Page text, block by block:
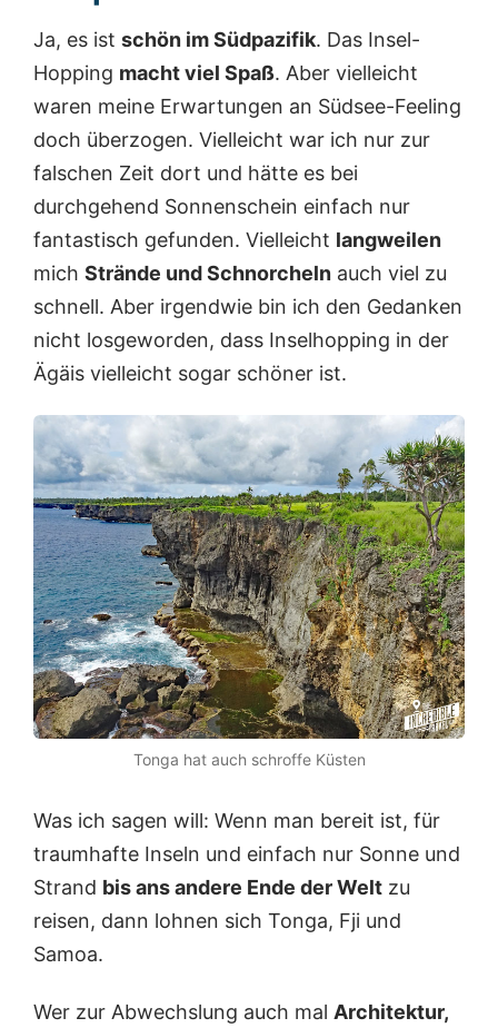
Ja, es ist schön im Südpazifik. Das Insel-
Hopping macht viel Spaß. Aber vielleicht
waren meine Erwartungen an Südsee-Feeling
doch überzogen. Vielleicht war ich nur zur
falschen Zeit dort und hätte es bei
durchgehend Sonnenschein einfach nur
fantastisch gefunden. Vielleicht langweilen
mich Strände und Schnorcheln auch viel zu
schnell. Aber irgendwie bin ich den Gedanken
nicht losgeworden, dass Inselhopping in der
Ägäis vielleicht sogar schöner ist.
Tonga hat auch schroffe Küsten
Was ich sagen will: Wenn man bereit ist, für
traumhafte Inseln und einfach nur Sonne und
Strand bis ans andere Ende der Welt zu
reisen, dann lohnen sich Tonga, Fji und
Samoa.
Wer zur Abwechslung auch mal Architektur,